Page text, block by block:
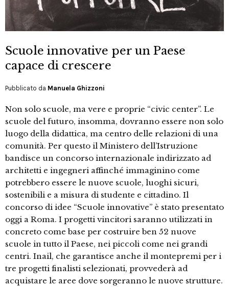
Scuole innovative per un Paese
capace di crescere
Pubblicato da Manuela Ghizzoni
Non solo scuole, ma vere e proprie “civic center”. Le
scuole del futuro, insomma, dovranno essere non solo
luogo della didattica, ma centro delle relazioni di una
comunità. Per questo il Ministero dell’Istruzione
bandisce un concorso internazionale indirizzato ad
architetti e ingegneri affinché immaginino come
potrebbero essere le nuove scuole, luoghi sicuri,
sostenibili e a misura di studente e cittadino. Il
concorso di idee “Scuole innovative” è stato presentato
oggi a Roma. I progetti vincitori saranno utilizzati in
concreto come base per costruire ben 52 nuove
scuole in tutto il Paese, nei piccoli come nei grandi
centri. Inail, che garantisce anche il montepremi per i
tre progetti finalisti selezionati, provvederà ad
acquistare le aree dove sorgeranno le nuove strutture.